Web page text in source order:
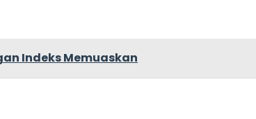
Indeks Memuaskan